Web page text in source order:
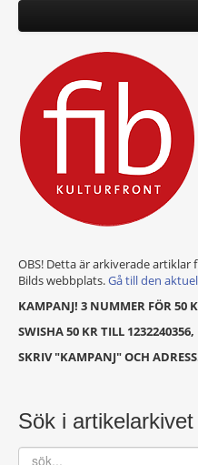
OBS! Detta är arkiverade artiklar
Bilds webbplats.Gå till den
KAMPANJ! 3 NUMMER FÖR 50
SWISHA 50 KR TILL 1232240356,
SKRIV "KAMPANJ" OCH
Sök i artikelarkivet
sök...